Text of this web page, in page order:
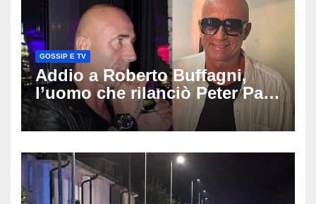
GOSSIP E TV
Addio a Roberto Buffagni,
l’uomo che rilanciò Peter Pan
e Villa delle Rose: aveva 59
anni